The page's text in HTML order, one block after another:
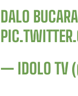
DALO
— IDOLO TV